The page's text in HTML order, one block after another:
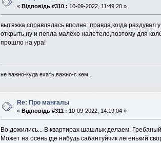
« Відповідь #310 : 10-09-2022, 11:49:20 »
вытяжка справлялась вполне ,правда,когда
открыть,ну и пепла малёхо налетело,поэтому для
прошло на ура!
не важно-куда ехать,важно-с кем...
Re: Про мангалы
« Відповідь #311 : 10-09-2022, 14:19:04 »
Во дожились... В квартирах шашлык делаем.
Может на осень где нибудь сабантуйчик легенький